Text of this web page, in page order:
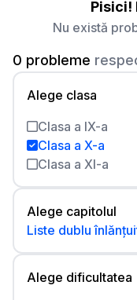
Pisici!
Nu există
0 probleme
Alege clasa
Clasa a IX-a
Clasa a X-a
Clasa a XI-a
Alege capitolul
Liste dublu
Alege dificultatea